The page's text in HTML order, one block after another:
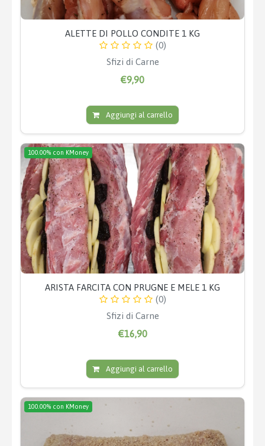
ALETTE DI POLLO CONDITE 1 KG
(0)
Sfizi di Carne
€9,90
Aggiungi al carrello
100.00% con KMoney
ARISTA FARCITA CON PRUGNE E MELE 1 KG
(0)
Sfizi di Carne
€16,90
Aggiungi al carrello
100.00% con KMoney